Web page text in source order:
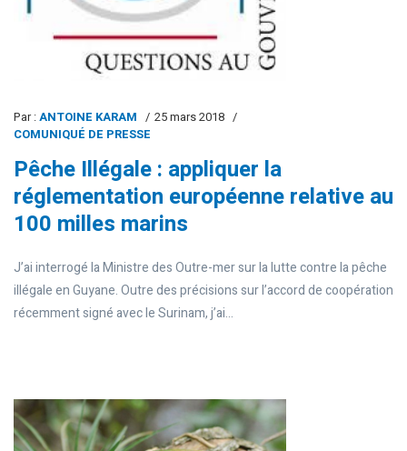
Par :ANTOINE KARAM
25 mars 2018
COMUNIQUÉ DE PRESSE
Pêche Illégale : appliquer la
réglementation européenne relative au
100 milles marins
J’ai interrogé la Ministre des Outre-mer sur la lutte contre la pêche
illégale en Guyane. Outre des précisions sur l’accord de coopération
récemment signé avec le Surinam, j’ai...